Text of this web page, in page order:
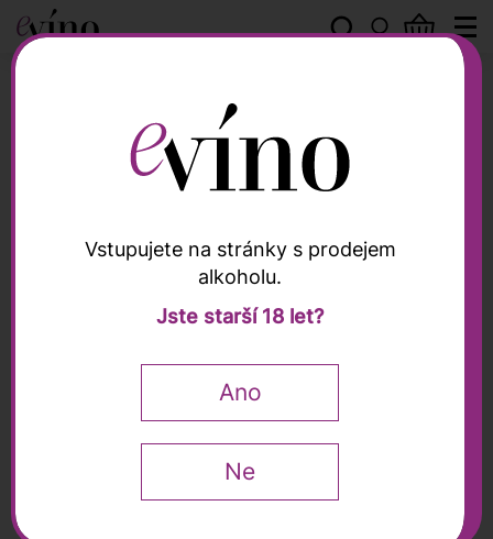
Extra panenský olivový
olej "Chianti Classico"
DOP 2024, Pruneti, 0,5l
Vstupujete na stránky s prodejem
alkoholu.
Jste starší 18 let?
Ano
Ne